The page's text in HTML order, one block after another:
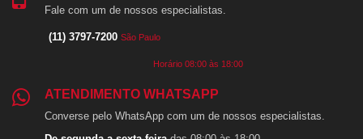
Fale com um de nossos especialistas.
(11) 3797-7200 São Paulo
Horário 08:00 às 18:00
ATENDIMENTO WHATSAPP
Converse pelo WhatsApp com um de nossos especialistas.